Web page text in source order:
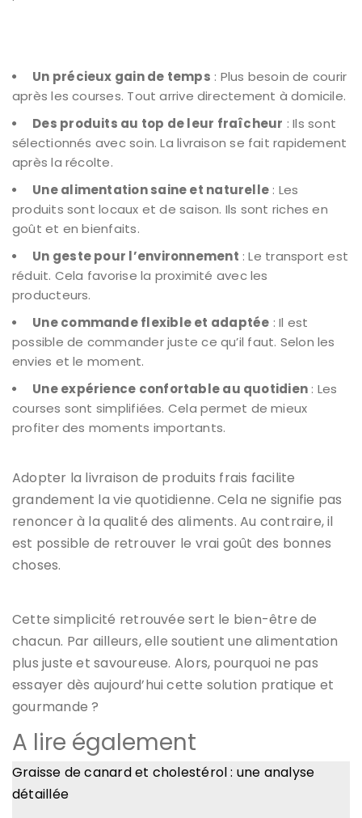
Un précieux gain de temps : Plus besoin de courir
après les courses. Tout arrive directement à domicile.
Des produits au top de leur fraîcheur : Ils sont
sélectionnés avec soin. La livraison se fait rapidement
après la récolte.
Une alimentation saine et naturelle : Les
produits sont locaux et de saison. Ils sont riches en
goût et en bienfaits.
Un geste pour l’environnement : Le transport est
réduit. Cela favorise la proximité avec les
producteurs.
Une commande flexible et adaptée : Il est
possible de commander juste ce qu’il faut. Selon les
envies et le moment.
Une expérience confortable au quotidien : Les
courses sont simplifiées. Cela permet de mieux
profiter des moments importants.
Adopter la livraison de produits frais facilite
grandement la vie quotidienne. Cela ne signifie pas
renoncer à la qualité des aliments. Au contraire, il
est possible de retrouver le vrai goût des bonnes
choses.
Cette simplicité retrouvée sert le bien-être de
chacun. Par ailleurs, elle soutient une alimentation
plus juste et savoureuse. Alors, pourquoi ne pas
essayer dès aujourd’hui cette solution pratique et
gourmande ?
A lire également
Graisse de canard et cholestérol : une analyse
détaillée